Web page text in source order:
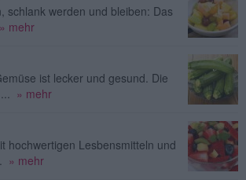
schlank werden und bleiben: Das
» mehr
ist lecker und gesund. Die
» mehr
hochwertigen Lesbensmitteln und
» mehr